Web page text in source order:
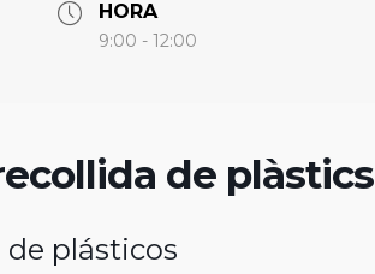
HORA
9:00 - 12:00
de plàstics
de plásticos